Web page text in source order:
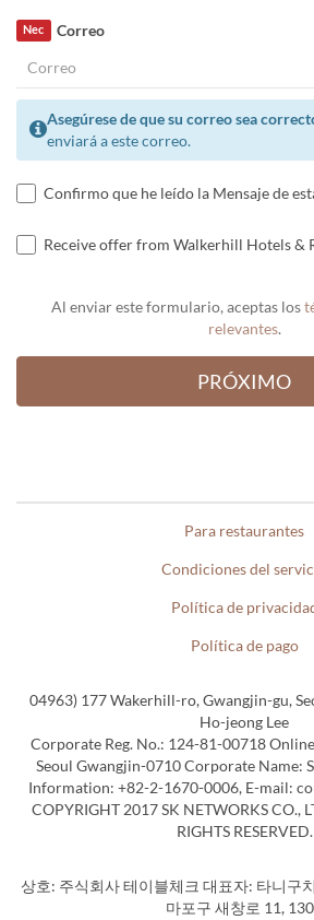
Correo
Nec
Asegúrese de que su correo sea
enviará a este correo.
Confirmo que he leído la Mensaje de
Receive offer from Walkerhill Hotels &
Al enviar este formulario, aceptas los
relevantes.
Para restaurantes
Condiciones del
Política de
Política de pago
04963) 177 Wakerhill-ro, Gwangjin-gu,
Ho-jeong Lee
Corporate Reg. No.: 124-81-00718
Seoul Gwangjin-0710 Corporate Name:
Information: +82-2-1670-0006, E-mail:
COPYRIGHT 2017 SK NETWORKS CO.,
RIGHTS RESERVED.
상호: 주식회사 테이블체크 대표자: 타니구
마포구 새창로 11,